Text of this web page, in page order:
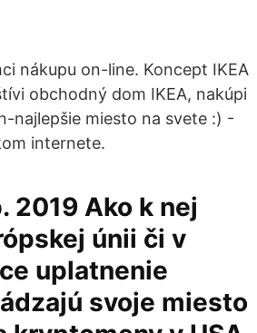
nákupu on-line. Koncept IKEA
obchodný dom IKEA, nakúpi
najlepšie miesto na svete :) -
internete.
2019 Ako k nej
únii či v
uplatnenie
svoje miesto